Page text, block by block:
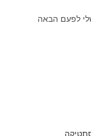
לפעם הבאה